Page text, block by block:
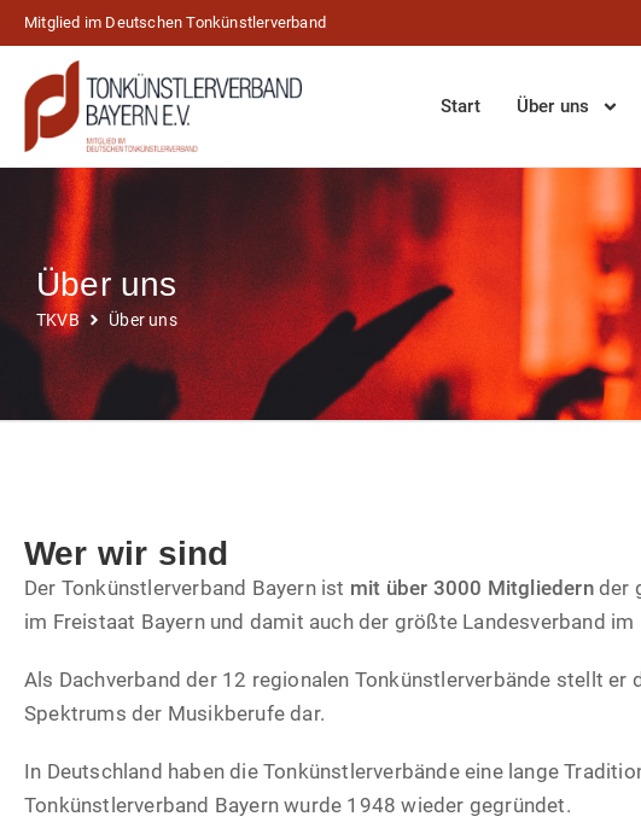
Mitglied im Deutschen Tonkünstlerverband
Start Über uns
Über uns
TKVB Über uns
Wer wir sind
Der Tonkünstlerverband Bayern ist mit über 3000 Mitgliedernder
im Freistaat Bayern und damit auch der größte Landesverband
Als Dachverband der 12 regionalen Tonkünstlerverbände stellt
Spektrums der Musikberufe dar.
In Deutschland haben die Tonkünstlerverbände eine lange
Tonkünstlerverband Bayern wurde 1948 wieder gegründet.